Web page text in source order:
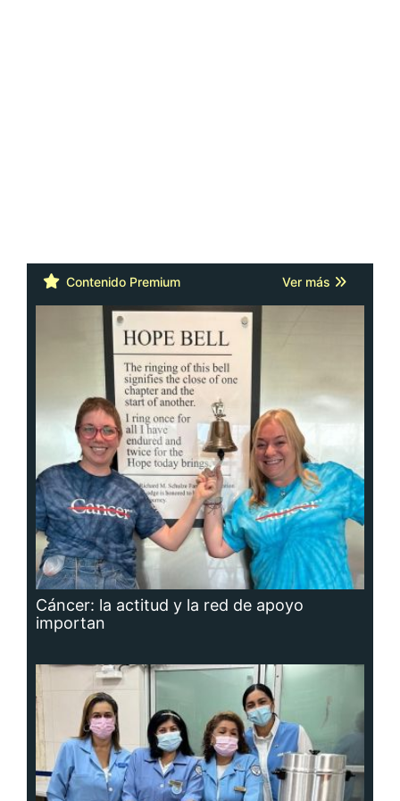
Contenido Premium Ver más
Cáncer: la actitud y la red de apoyo
importan